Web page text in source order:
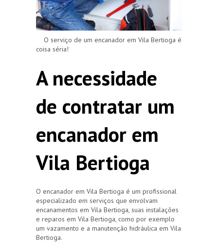
O serviço de um encanador em Vila Bertioga é
coisa séria!
A necessidade
de contratar um
encanador em
Vila Bertioga
O encanador em Vila Bertioga é um profissional
especializado em serviços que envolvam
encanamentos em Vila Bertioga, suas instalações
e reparos em Vila Bertioga, como por exemplo
um vazamento e a manutenção hidráulica em Vila
Bertioga.